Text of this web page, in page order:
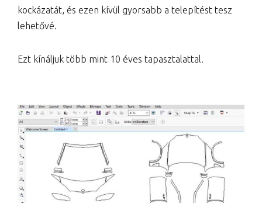
kockázatát, és ezen kívül gyorsabb a telepítést tesz
lehetővé.
Ezt kínáljuk több mint 10 éves tapasztalattal.